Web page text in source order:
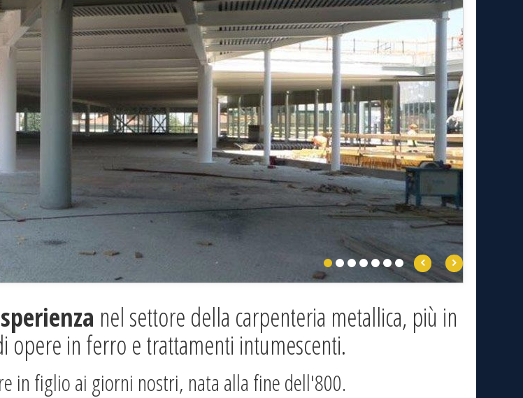
nel settore della carpenteria metallica, più in
opere in ferro e trattamenti intumescenti.
in figlio ai giorni nostri, nata alla fine dell'800.